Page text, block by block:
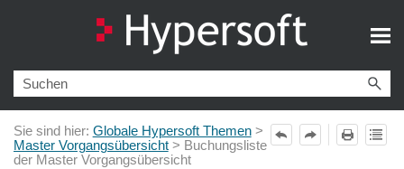
Zu Hauptinhalt springen
Sie sind hier: Globale Hypersoft Themen>
Master Vorgangsübersicht> Buchungsliste
der Master Vorgangsübersicht